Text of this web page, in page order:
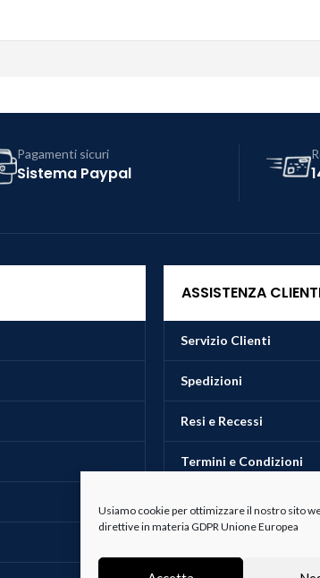
Usiamo cookie per ottimizzare il nostro sito
direttive in materia GDPR Unione Europea
Pagamenti sicuri
Sistema Paypal
ASSISTENZA
Servizio Clienti
Spedizioni
Resi e Recessi
Termini e Condizioni